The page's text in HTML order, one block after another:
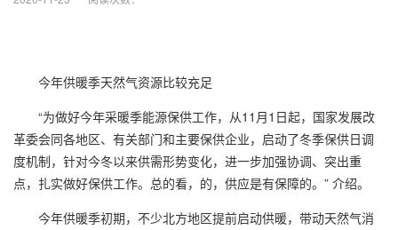
今年供暖季天然气资源比较充足
“为做好今年采暖季能源保供工作，从11 月1 日起，国家发展改
革委会同各地区、有关部门和主要保供企业，启动了冬季保供日调
度机制，针对今冬以来供需形势变化，进一步加强协调、突出重
点，扎实做好保供工作。总的看，的，供应是有保障的。” 介绍。
今年供暖季初期，不少北方地区提前启动供暖，带动天然气消